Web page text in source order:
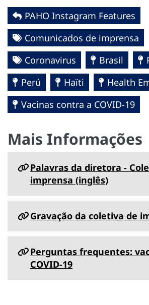
PAHO Instagram Features
Comunicados de imprensa
Coronavirus
Brasil
Perú
Haïti
Health
Vacinas contra a COVID-19
Mais Informações
Palavras da diretora -
imprensa (inglês)
Gravação da coletiva de
Perguntas frequentes:
COVID-19